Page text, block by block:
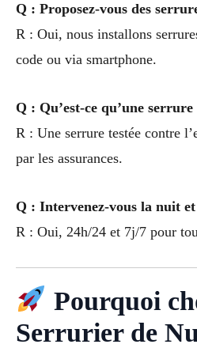
Q : Proposez-vous des
R : Oui, nous installons
code ou via smartphone.
Q : Qu’est-ce qu’une
R : Une serrure testée contre
par les assurances.
Q : Intervenez-vous la nuit et
R : Oui, 24h/24 et 7j/7 pour
Pourquoi
Serrurier de